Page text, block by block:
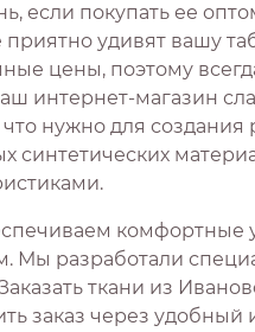
если покупать ее
удивят вашу
цены, поэтому
интернет-магазин
нужно для
синтетических
комфортные
Мы разработали
ткани из
заказ через